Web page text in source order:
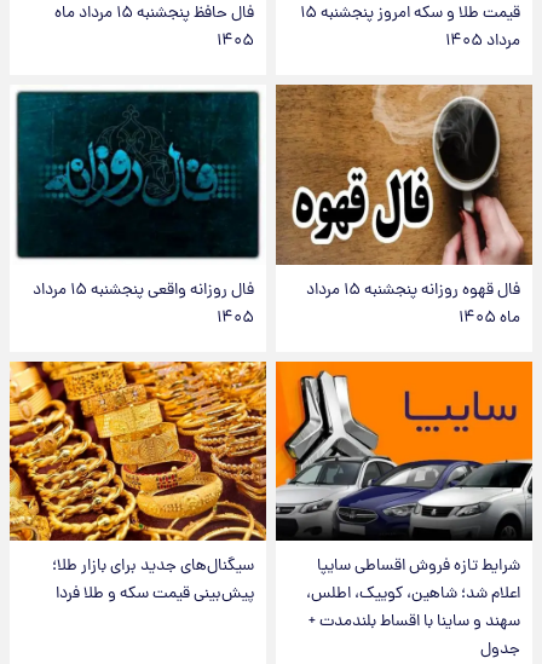
قیمت طلا و سکه امروز پنجشنبه ۱۵
مرداد ۱۴۰۵
فال حافظ پنجشنبه ۱۵ مرداد ماه
۱۴۰۵
فال قهوه روزانه پنجشنبه ۱۵ مرداد
ماه ۱۴۰۵
فال روزانه واقعی پنجشنبه ۱۵ مرداد
۱۴۰۵
شرایط تازه فروش اقساطی سایپا
اعلام شد؛ شاهین، کوییک، اطلس،
سهند و ساینا با اقساط بلندمدت +
جدول
سیگنال‌های جدید برای بازار طلا؛
پیش‌بینی قیمت سکه و طلا فردا